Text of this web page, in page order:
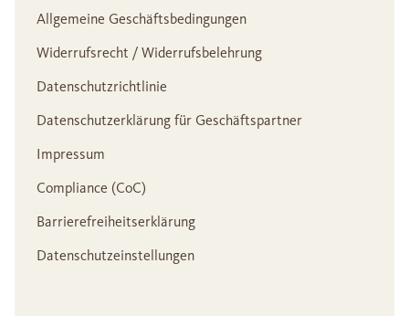
Allgemeine Geschäftsbedingungen
Widerrufsrecht / Widerrufsbelehrung
Datenschutzrichtlinie
Datenschutzerklärung für Geschäftspartner
Impressum
Compliance (CoC)
Barrierefreiheitserklärung
Datenschutzeinstellungen